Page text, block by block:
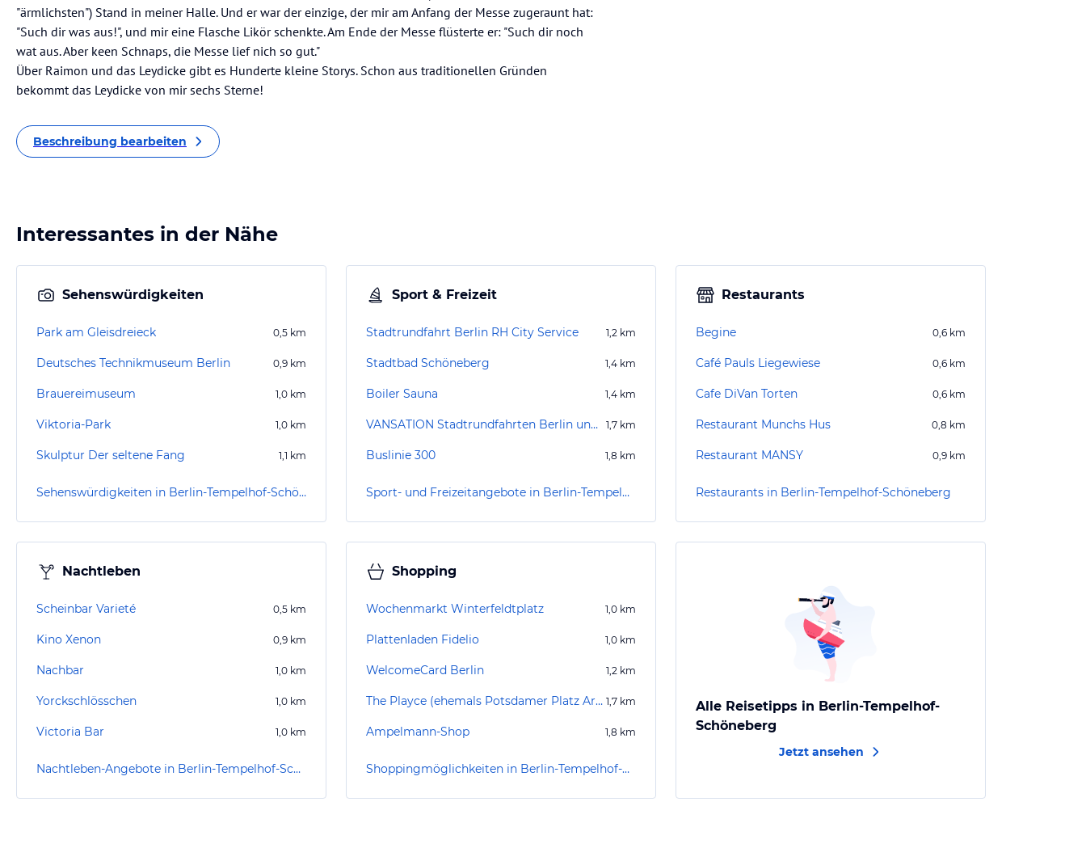
"ärmlichsten") Stand in meiner Halle. Und er war der einzige, der mir am Anfang der Messe zugeraunt hat:
"Such dir was aus!", und mir eine Flasche Likör schenkte. Am Ende der Messe flüsterte er: "Such dir noch
wat aus. Aber keen Schnaps, die Messe lief nich so gut."
Über Raimon und das Leydicke gibt es Hunderte kleine Storys. Schon aus traditionellen Gründen
bekommt das Leydicke von mir sechs Sterne!
Beschreibung bearbeiten
Interessantes in der Nähe
Sehenswürdigkeiten
Park am Gleisdreieck 0,5 km
Deutsches Technikmuseum Berlin 0,9 km
Brauereimuseum 1,0 km
Viktoria-Park 1,0 km
Skulptur Der seltene Fang 1,1 km
Sehenswürdigkeiten in Berlin-Tempelhof-Schöneberg
Sport & Freizeit
Stadtrundfahrt Berlin RH City Service 1,2 km
Stadtbad Schöneberg 1,4 km
Boiler Sauna 1,4 km
VANSATION Stadtrundfahrten Berlin und Potsdam 1,7 km
Buslinie 300 1,8 km
Sport- und Freizeitangebote in Berlin-Tempelhof-Schöneberg
Restaurants
Begine 0,6 km
Café Pauls Liegewiese 0,6 km
Cafe DiVan Torten 0,6 km
Restaurant Munchs Hus 0,8 km
Restaurant MANSY 0,9 km
Restaurants in Berlin-Tempelhof-Schöneberg
Nachtleben
Scheinbar Varieté 0,5 km
Kino Xenon 0,9 km
Nachbar 1,0 km
Yorckschlösschen 1,0 km
Victoria Bar 1,0 km
Nachtleben-Angebote in Berlin-Tempelhof-Schöneberg
Shopping
Wochenmarkt Winterfeldtplatz 1,0 km
Plattenladen Fidelio 1,0 km
WelcomeCard Berlin 1,2 km
The Playce (ehemals Potsdamer Platz Arkaden) 1,7 km
Ampelmann-Shop 1,8 km
Shoppingmöglichkeiten in Berlin-Tempelhof-Schöneberg
Alle Reisetipps in Berlin-Tempelhof-
Schöneberg
Jetzt ansehen